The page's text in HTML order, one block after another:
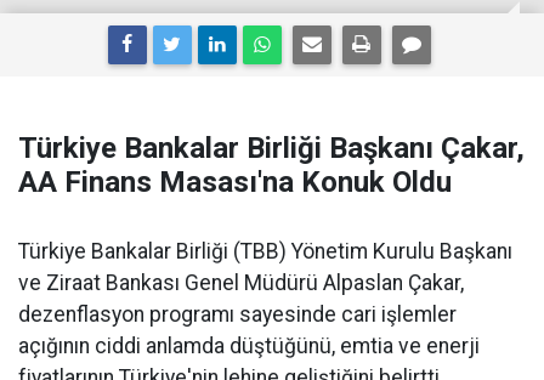
Türkiye Bankalar Birliği Başkanı Çakar,
AA Finans Masası'na Konuk Oldu
Türkiye Bankalar Birliği (TBB) Yönetim Kurulu Başkanı
ve Ziraat Bankası Genel Müdürü Alpaslan Çakar,
dezenflasyon programı sayesinde cari işlemler
açığının ciddi anlamda düştüğünü, emtia ve enerji